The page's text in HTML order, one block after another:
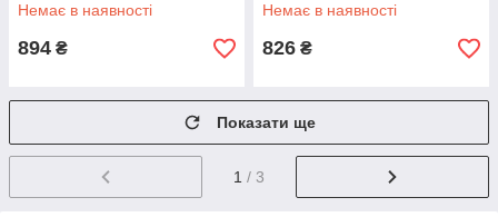
Немає в наявності
894 ₴
Немає в наявності
826 ₴
Показати ще
1 / 3